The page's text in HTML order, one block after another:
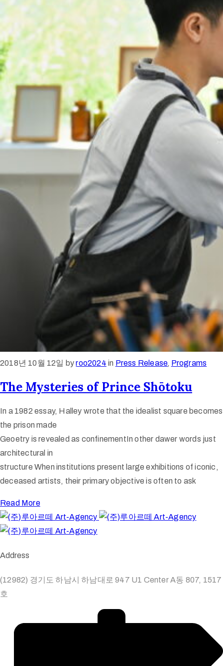
2018년 10월 12일 by roo2024 in Press Release‚ Programs
The Mysteries of Prince Shōtoku
In a 1982 essay, Halley wrote that the idealist square becomes
the prison made
Geoetry is revealed as confinementIn other dawer words just
architectural in
structure When institutions present large exhibitions of iconic,
deceased artists, their primary objective is often to ask
Read More
Address
(12982) 경기도 하남시 하남대로 947 U1 Center A동 807, 1517
호